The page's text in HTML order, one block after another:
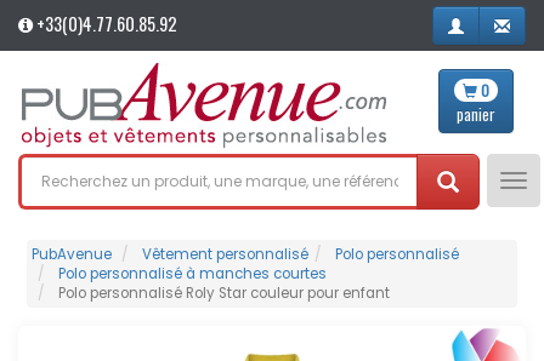
+33(0)4.77.60.85.92
0
panier
PubAvenue Vêtement personnalisé
Polo personnalisé
Polo personnalisé à manches courtes
Polo personnalisé Roly Star couleur pour enfant